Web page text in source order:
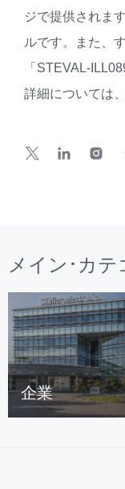
ジで提供されま
ルです。また、
「STEVAL-
詳細については、
メイン･カテ
企業